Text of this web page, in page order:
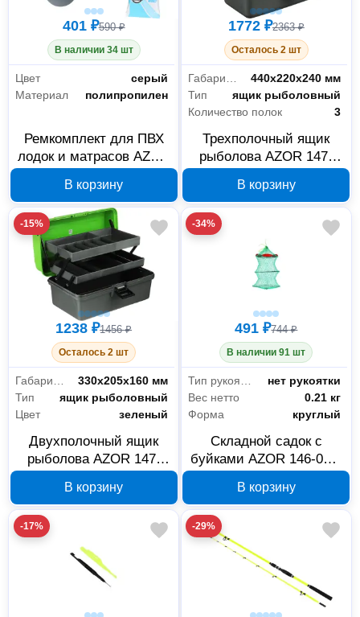
401 ₽590 ₽
В наличии 34 шт
Цвет
серый
Материал
полипропилен
Ремкомплект для ПВХ
лодок и матрасов AZOR
В корзину
1772 ₽2363 ₽
Осталось 2 шт
Габариты без упаковки
440х220х240 мм
Тип
ящик рыболовный
Количество полок
3
Трехполочный ящик
рыболова AZOR 147-
синий
В корзину
-15%
1238 ₽1456 ₽
Осталось 2 шт
Габариты без упаковки
330х205х160 мм
Тип
ящик рыболовный
Цвет
зеленый
Двухполочный ящик
рыболова AZOR 147-
зеленый
В корзину
-34%
491 ₽744 ₽
В наличии 91 шт
Тип рукоятки
нет рукоятки
Вес нетто
0.21 кг
Форма
круглый
Складной садок с
буйками AZOR 146-022,
В корзину
-17% -29%